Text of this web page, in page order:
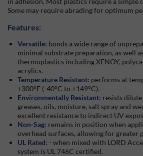
Some may require abrading for optimum
Features:
Versatile: bonds a wide range of
minimal substrate preparation, as well
thermoplastics including XENOY,
acrylics.
Temperature Resistant: performs at
+300°F (-40°C to +149°C).
Environmentally Resistant: resists dilute
greases, oils, moisture, salt spray and
excellent resistance to indirect UV
Non-Sag: remains in position when
overhead surfaces, allowing for greater
UL Rated: - when mixed with LORD
system is UL 746C certified.